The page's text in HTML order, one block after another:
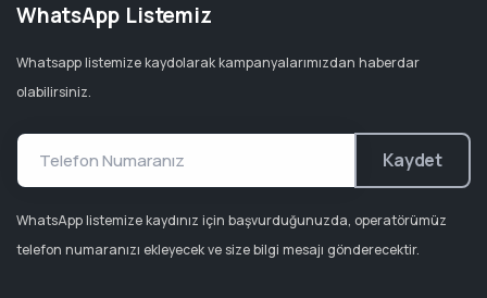
WhatsApp Listemiz
Whatsapp listemize kaydolarak kampanyalarımızdan haberdar
olabilirsiniz.
Kaydet
WhatsApp listemize kaydınız için başvurduğunuzda, operatörümüz
telefon numaranızı ekleyecek ve size bilgi mesajı gönderecektir.